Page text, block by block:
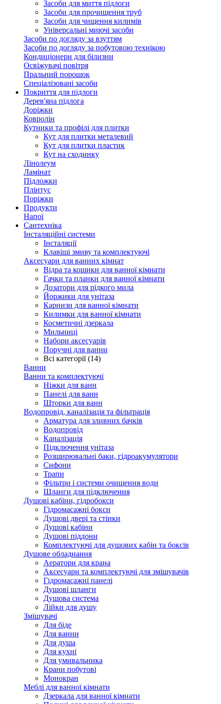
Засоби для миття підлоги
Засоби для прочищення труб
Засоби для чищення килимів
Універсальні миючі засоби
Засоби по догляду за взуттям
Засоби по догляду за побутовою технікою
Кондиціонери для білизни
Освіжувачі повітря
Пральний порошок
Спеціалізовані засоби
Покриття для підлоги
Дерев'яна підлога
Доріжки
Ковролін
Кутники та профілі для плитки
Кут для плитки металевий
Кут для плитки пластик
Кут на сходинку
Лінолеум
Ламінат
Підложки
Плінтус
Поріжки
Продукти
Напої
Сантехніка
Інсталяційні системи
Інсталяції
Клавіші змиву та комплектуючі
Аксесуари для ванних кімнат
Відра та кошики для ванної кімнати
Гачки та планки для ванної кімнати
Дозатори для рідкого мила
Йоржики для унітаза
Карнизи для ванної кімнати
Килимки для ванної кімнати
Косметичні дзеркала
Мильниці
Набори аксесуарів
Поручні для ванни
Всі категорії (14)
Ванни
Ванни та комплектуючі
Ніжки для ванн
Панелі для ванн
Шторки для ванн
Водопровід, каналізація та фільтрація
Арматура для зливних бачків
Водопровід
Каналізація
Підключення унітаза
Розширювальні баки, гідроакумулятори
Сифони
Трапи
Фільтри і системи очищення води
Шланги для підключення
Душові кабіни, гідробокси
Гідромасажні бокси
Душові двері та стінки
Душові кабіни
Душові піддони
Комплектуючі для душових кабін та боксів
Душове обладнання
Аератори для крана
Аксесуари та комплектуючі для змішувачів
Гідромасажні панелі
Душові шланги
Душова система
Лійки для душу
Змішувачі
Для біде
Для ванни
Для душа
Для кухні
Для умивальника
Крани побутові
Монокран
Меблі для ванної кімнати
Дзеркала для ванної кімнати